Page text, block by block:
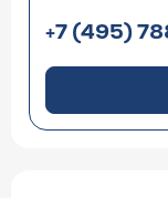
+7 (495)